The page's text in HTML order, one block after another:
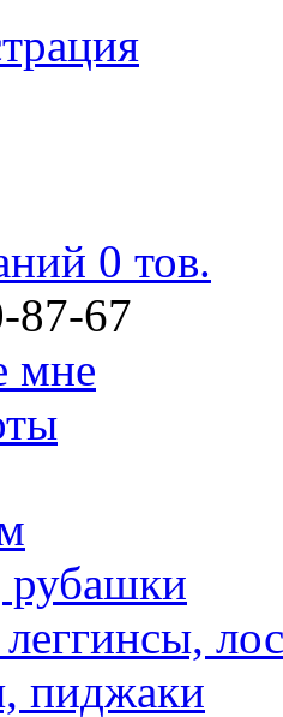
0 тов.
87-67
мне
рубашки
пиджаки